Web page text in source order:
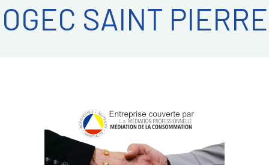
Recherche
OGEC SAINT PIERRE